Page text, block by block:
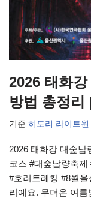
2026 태화
방법 총정리
기준 히도리 라이트원
2026 태화강 대숲납
코스 #대숲납량축
#호러트레킹 #8월
리예요. 무더운 여